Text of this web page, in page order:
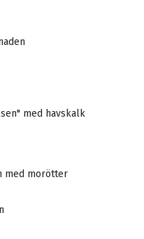
med havskalk
med morötter